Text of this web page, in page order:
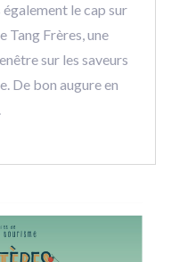
le cap sur
Tang Frères, une
sur les saveurs
De bon augure en